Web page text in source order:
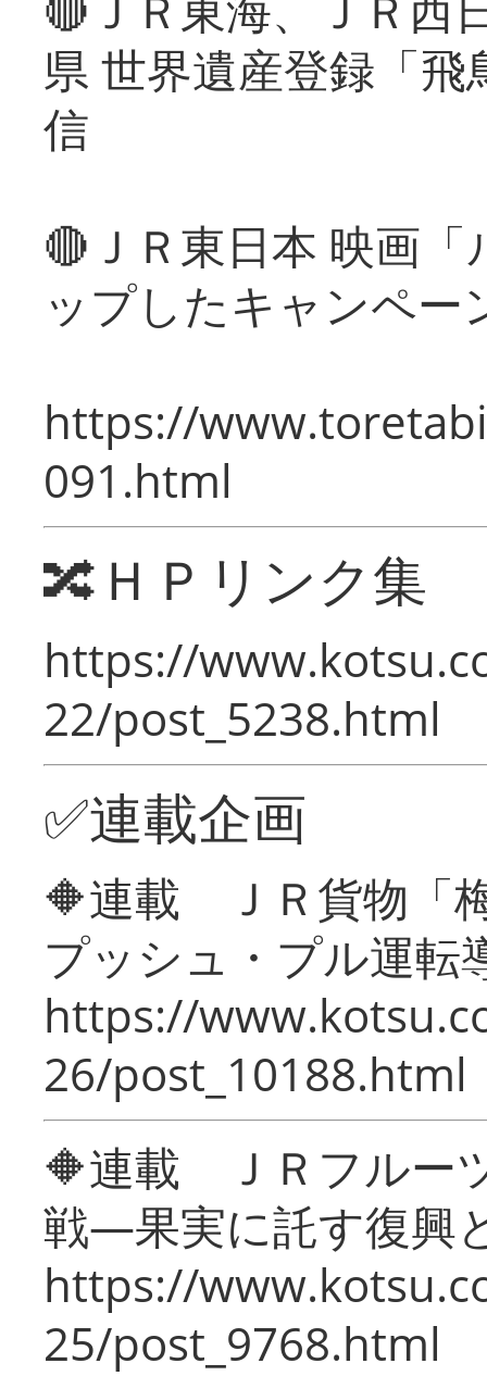
県 世界遺産登録「
信
🔴ＪＲ東日本 映画
ップしたキャンペー
https://
091.html
🔀ＨＰリンク集
https://
22/post_5238.html
✅連載企画
🔶連載 ＪＲ貨物「
プッシュ・プル運転
https://
26/post_10188.html
🔶連載 ＪＲフルー
戦―果実に託す復興
https://
25/post_9768.html